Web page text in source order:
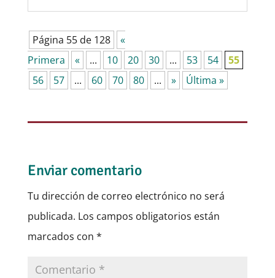
Página 55 de 128
«
Primera
« ... 10 20 30 ... 53 54
55
56
57 ... 60 70 80 ... » Última »
Enviar comentario
Tu dirección de correo electrónico no será
publicada. Los campos obligatorios están
marcados con *